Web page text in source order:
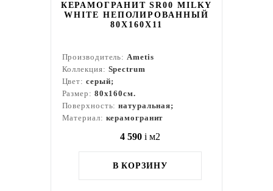
КЕРАМОГРАНИТ SR00 MILKY
WHITE НЕПОЛИРОВАННЫЙ
80X160Х11
Производитель:Ametis
Коллекция: Spectrum
Цвет: серый;
Размер: 80x160см.
Поверхность:натуральная;
Материал: керамогранит
4 590 i м2
В КОРЗИНУ